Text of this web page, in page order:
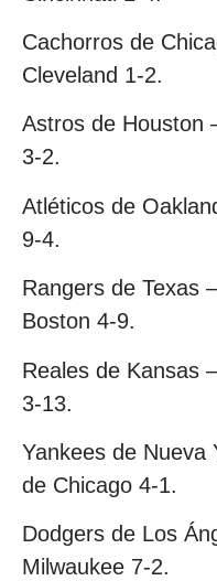
Cachorros de
Cleveland 1-2.
Astros de Houston
3-2.
Atléticos de
9-4.
Rangers de Texas
Boston 4-9.
Reales de Kansas
3-13.
Yankees de
de Chicago 4-1.
Dodgers de Los
Milwaukee 7-2.